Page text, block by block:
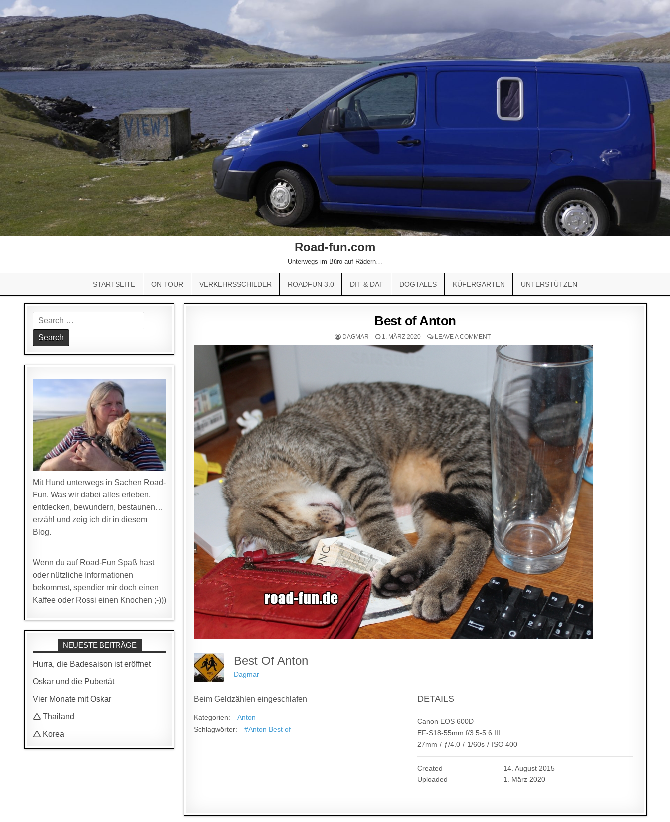
Road-fun.com
Unterwegs im Büro auf Rädern…
STARTSEITE ON TOUR VERKEHRSSCHILDER ROADFUN 3.0 DIT & DAT DOGTALES KÜFERGARTEN UNTERSTÜTZEN
Best of Anton
DAGMAR 1. MÄRZ 2020 LEAVE A COMMENT
Best Of Anton
Dagmar
Beim Geldzählen eingeschlafen
Kategorien:
Anton
Schlagwörter:
#Anton Best of
DETAILS
Canon EOS 600D
EF-S18-55mm f/3.5-5.6 III
27mm / ƒ/4.0 / 1/60s / ISO 400
Created
14. August 2015
Uploaded
1. März 2020
Search
for:
Mit Hund unterwegs in Sachen Road-
Fun. Was wir dabei alles erleben,
entdecken, bewundern, bestaunen…
erzähl und zeig ich dir in diesem
Blog.
Wenn du auf Road-Fun Spaß hast
oder nützliche Informationen
bekommst, spendier mir doch einen
Kaffee oder Rossi einen Knochen ;-)))
NEUESTE BEITRÄGE
Hurra, die Badesaison ist eröffnet
Oskar und die Pubertät
Vier Monate mit Oskar
🛆 Thailand
🛆 Korea